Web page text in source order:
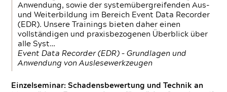
Anwendung, sowie der systemübergreifenden Aus-
und Weiterbildung im Bereich Event Data Recorder
(EDR). Unsere Trainings bieten daher einen
vollständigen und praxisbezogenen Überblick über
alle Syst…
Event Data Recorder (EDR) – Grundlagen und
Anwendung von Auslesewerkzeugen
Einzelseminar: Schadensbewertung und Technik an